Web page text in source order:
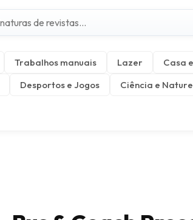
Trabalhos manuais Lazer Casa
Desportos e Jogos Ciência e